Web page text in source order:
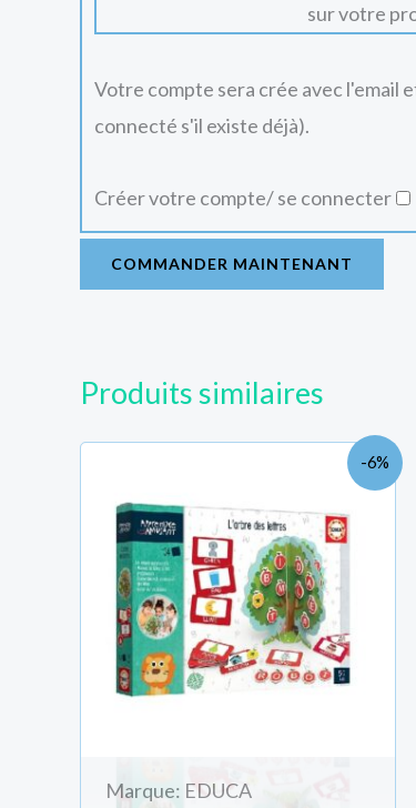
sur votre
Votre compte sera crée avec l'email
connecté s'il existe déjà).
Créer votre compte/ se connecter
COMMANDER MAINTENANT
Produits similaires
-6%
Marque: EDUCA
était :
TND
83.000.
est :
TND
78.000.